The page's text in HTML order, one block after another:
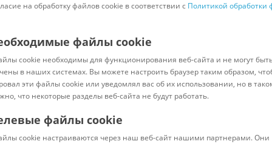
Fiskars
Код: 1087719
на обработку файлов cookie в соответствии с Политикой обработки
файлы cookie
cookie необходимы для функционирования веб-сайта и не могут
в наших системах. Вы можете настроить браузер таким образом,
эти файлы cookie или уведомлял вас об их использовании, но в
что некоторые разделы веб-сайта не будут работать.
файлы cookie
cookie настраиваются через наш веб-сайт нашими партнерами. Они